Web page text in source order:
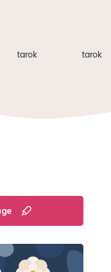
sa maitresse et
tarok tarok